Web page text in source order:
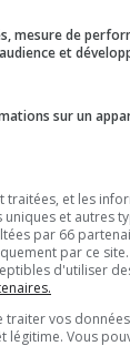
mesure de
et
sur un
traitées, et les
et autres
par 66
par ce
d'utiliser
traiter vos
légitime. Vous